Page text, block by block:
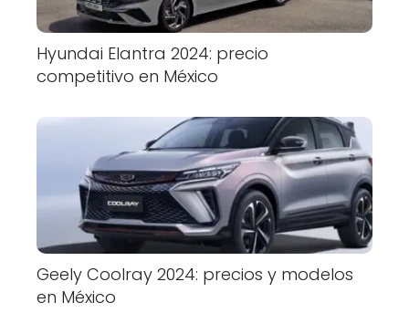
Hyundai Elantra 2024: precio
competitivo en México
Geely Coolray 2024: precios y modelos
en México